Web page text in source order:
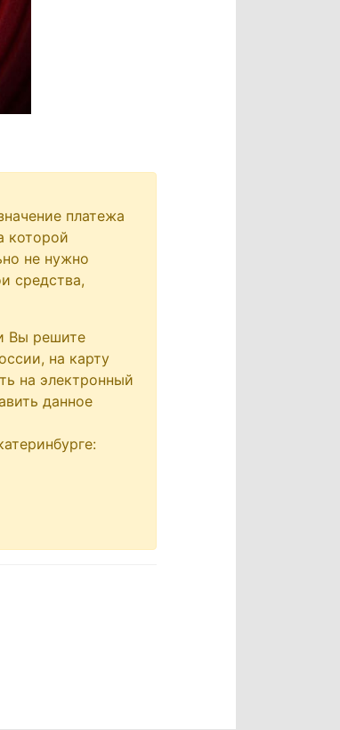
платежа
которой
не нужно
средства,
Вы решите
на карту
на электронный
данное